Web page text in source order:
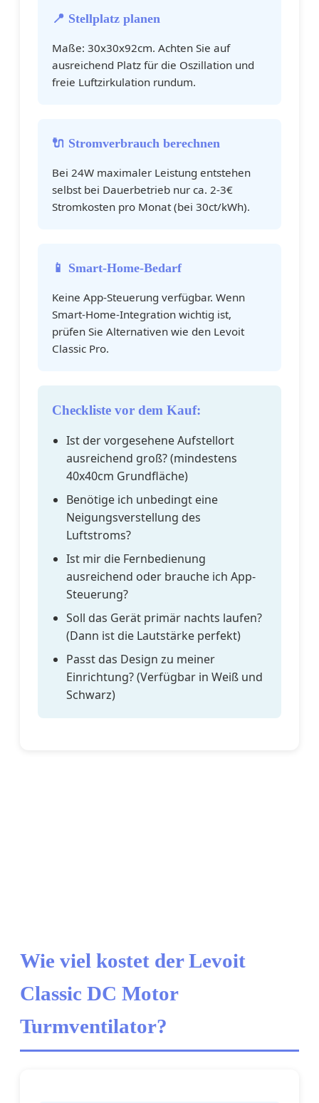
📍 Stellplatz planen
Maße: 30x30x92cm. Achten Sie auf
ausreichend Platz für die Oszillation und
freie Luftzirkulation rundum.
🔌 Stromverbrauch berechnen
Bei 24W maximaler Leistung entstehen
selbst bei Dauerbetrieb nur ca. 2-3€
Stromkosten pro Monat (bei 30ct/kWh).
📱 Smart-Home-Bedarf
Keine App-Steuerung verfügbar. Wenn
Smart-Home-Integration wichtig ist,
prüfen Sie Alternativen wie den Levoit
Classic Pro.
Checkliste vor dem Kauf:
Ist der vorgesehene Aufstellort
ausreichend groß? (mindestens
40x40cm Grundfläche)
Benötige ich unbedingt eine
Neigungsverstellung des
Luftstroms?
Ist mir die Fernbedienung
ausreichend oder brauche ich App-
Steuerung?
Soll das Gerät primär nachts laufen?
(Dann ist die Lautstärke perfekt)
Passt das Design zu meiner
Einrichtung? (Verfügbar in Weiß und
Schwarz)
Wie viel kostet der Levoit
Classic DC Motor
Turmventilator?